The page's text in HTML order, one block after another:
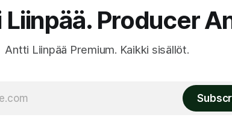
Producer
Antti Liinpää Premium. Kaikki sisällöt.